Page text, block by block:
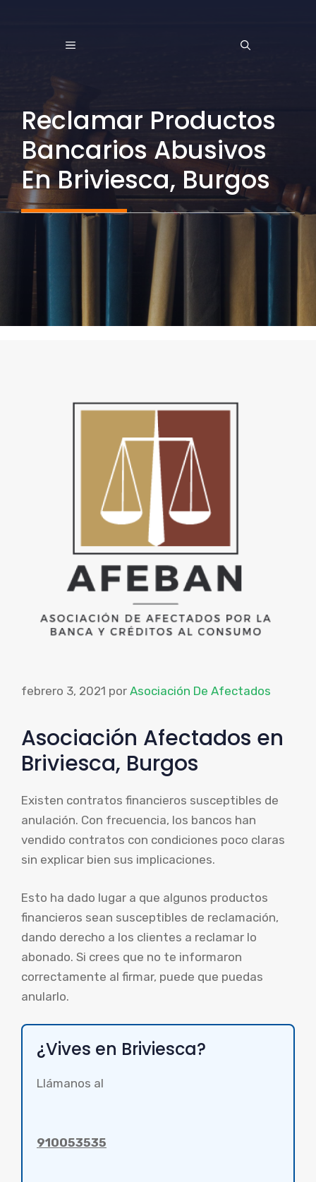
MENÚ
Reclamar Productos
Bancarios Abusivos
En Briviesca, Burgos
febrero 3, 2021 por Asociación De Afectados
Asociación Afectados en
Briviesca, Burgos
Existen contratos financieros susceptibles de
anulación. Con frecuencia, los bancos han
vendido contratos con condiciones poco claras
sin explicar bien sus implicaciones.
Esto ha dado lugar a que algunos productos
financieros sean susceptibles de reclamación,
dando derecho a los clientes a reclamar lo
abonado. Si crees que no te informaron
correctamente al firmar, puede que puedas
anularlo.
¿Vives en Briviesca?
Llámanos al
910053535